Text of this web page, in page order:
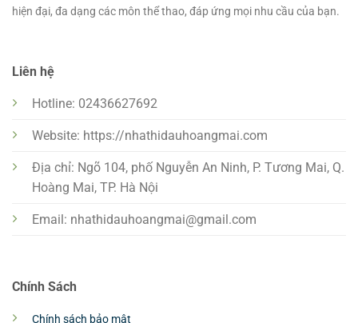
hiện đại, đa dạng các môn thể thao, đáp ứng mọi nhu cầu của bạn.
Chính Sách
Chính sách bảo mật
Liên hệ
Hotline: 02436627692
Website: https://nhathidauhoangmai.com
Địa chỉ: Ngõ 104, phố Nguyễn An Ninh, P. Tương Mai, Q.
Hoàng Mai, TP. Hà Nội
Email: nhathidauhoangmai@gmail.com